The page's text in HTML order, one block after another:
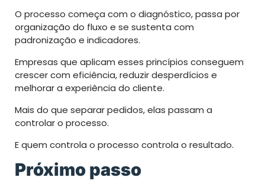
O processo começa com o diagnóstico, passa por
organização do fluxo e se sustenta com
padronização e indicadores.
Empresas que aplicam esses princípios conseguem
crescer com eficiência, reduzir desperdícios e
melhorar a experiência do cliente.
Mais do que separar pedidos, elas passam a
controlar o processo.
E quem controla o processo controla o resultado.
Próximo passo